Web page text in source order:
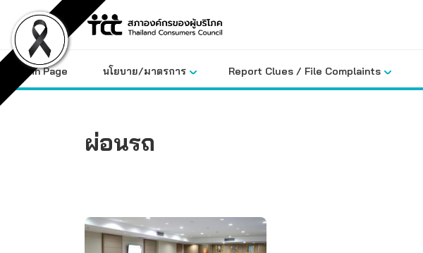
content
Main Page นโยบาย/มาตรการ Report Clues / File Complaints
ผ่อนรถ